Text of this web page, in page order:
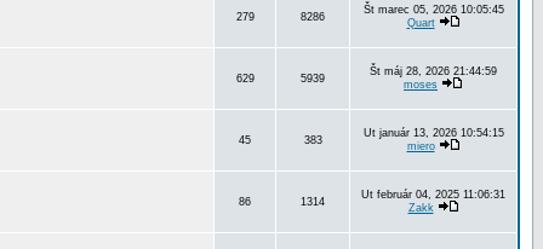
279 8286
Št marec 05, 2026 10:05:45
Quart
629 5939
Št máj 28, 2026 21:44:59
moses
45 383
Ut január 13, 2026 10:54:15
miero
86 1314
Ut február 04, 2025 11:06:31
Zakk